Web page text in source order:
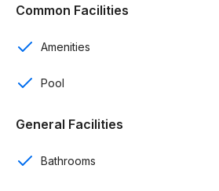
Primeros niveles con patio
Últimos niveles tipo PentHouse
Common Facilities
Amenities
Pool
General Facilities
Bathrooms